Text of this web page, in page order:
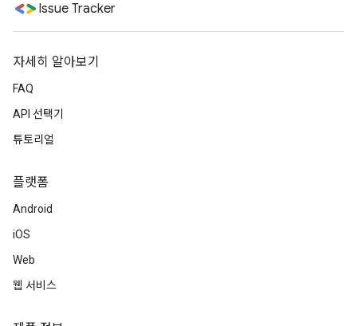
Issue Tracker
자세히 알아보기
FAQ
API 선택기
튜토리얼
플랫폼
Android
iOS
Web
웹 서비스